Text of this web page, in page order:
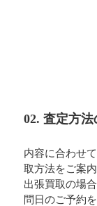
02. 査定方
内容に合わせ
取方法をご案内
出張買取の場
問日のご予約